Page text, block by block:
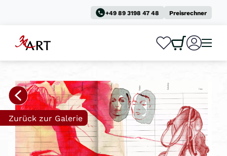
+49 89 3198 47 48 Preisrechner
0
Zurück zur Galerie